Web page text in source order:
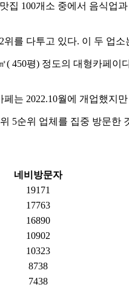
100개소 중에서 음식업
를 다투고 있다. 이 두 업
450평) 정도의 대형카페
는 2022.10월에 개업했지
5순위 업체를 집중 방문한
네비방문자
19171
17763
16890
10902
10323
8738
7438